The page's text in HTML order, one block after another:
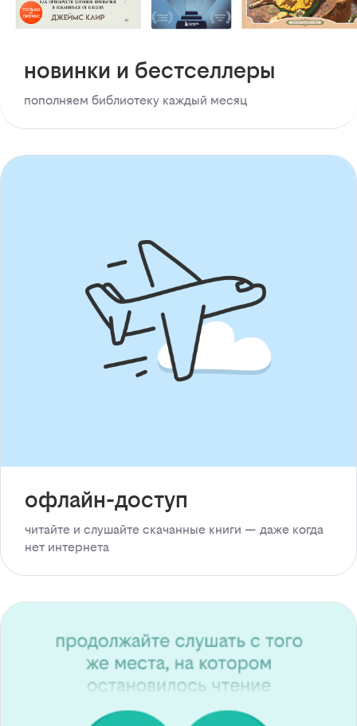
новинки и бестселлеры
пополняем библиотеку каждый месяц
офлайн-доступ
читайте и слушайте скачанные книги — даже когда
нет интернета